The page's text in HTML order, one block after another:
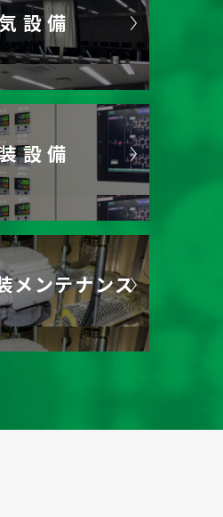
設備
設備
メンテナンス